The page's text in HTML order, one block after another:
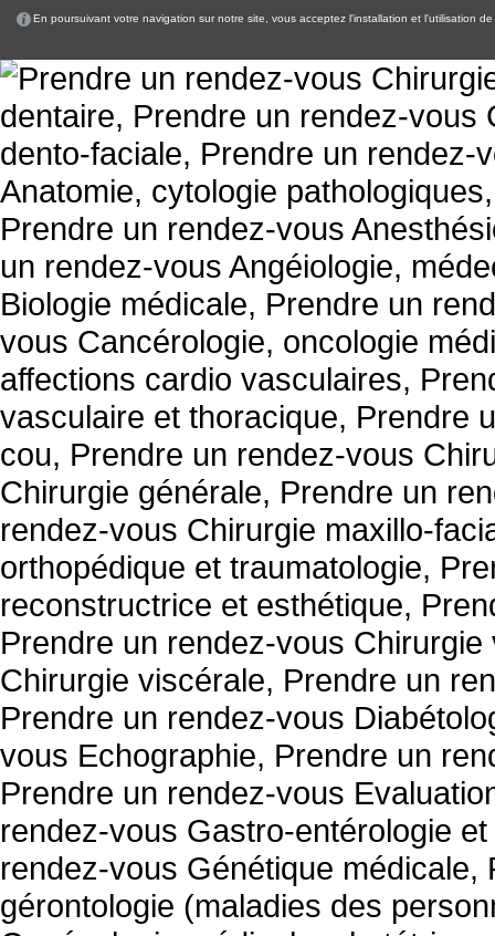
En poursuivant votre navigation sur notre site, vous acceptez l'installation et l'utilisation